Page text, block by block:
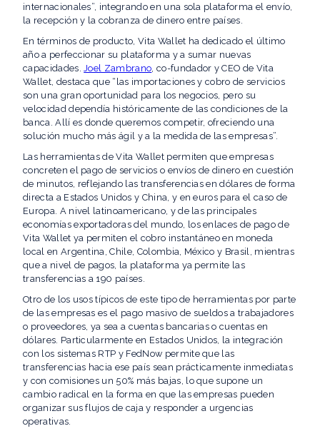
internacionales”, integrando en una sola plataforma el envío,
la recepción y la cobranza de dinero entre países.
En términos de producto, Vita Wallet ha dedicado el último
año a perfeccionar su plataforma y a sumar nuevas
capacidades.Joel Zambrano , co-fundador y CEO de Vita
Wallet, destaca que “las importaciones y cobro de servicios
son una gran oportunidad para los negocios, pero su
velocidad dependía históricamente de las condiciones de la
banca. Allí es donde queremos competir, ofreciendo una
solución mucho más ágil y a la medida de las empresas”.
Las herramientas de Vita Wallet permiten que empresas
concreten el pago de servicios o envíos de dinero en cuestión
de minutos, reflejando las transferencias en dólares de forma
directa a Estados Unidos y China, y en euros para el caso de
Europa. A nivel latinoamericano, y de las principales
economías exportadoras del mundo, los enlaces de pago de
Vita Wallet ya permiten el cobro instantáneo en moneda
local en Argentina, Chile, Colombia, México y Brasil, mientras
que a nivel de pagos, la plataforma ya permite las
transferencias a 190 países.
Otro de los usos típicos de este tipo de herramientas por parte
de las empresas es el pago masivo de sueldos a trabajadores
o proveedores, ya sea a cuentas bancarias o cuentas en
dólares. Particularmente en Estados Unidos, la integración
con los sistemas RTP y FedNow permite que las
transferencias hacia ese país sean prácticamente inmediatas
y con comisiones un 50% más bajas, lo que supone un
cambio radical en la forma en que las empresas pueden
organizar sus flujos de caja y responder a urgencias
operativas.